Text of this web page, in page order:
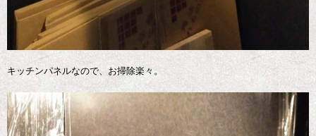
キッチンパネルなので、お掃除楽々。